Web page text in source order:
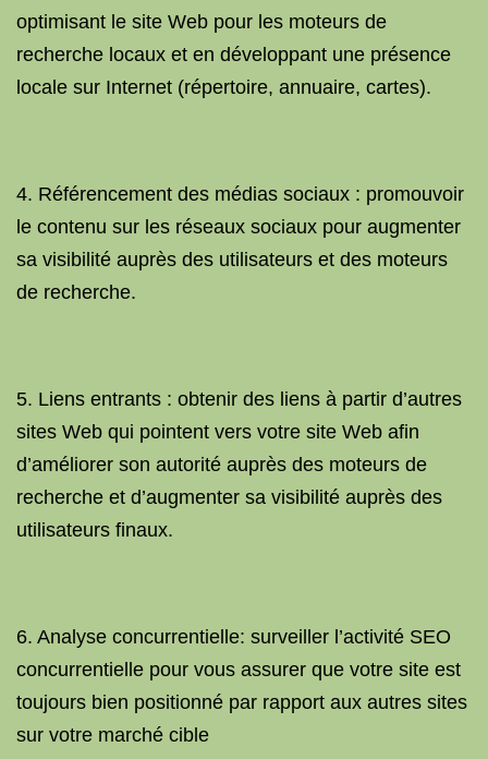
optimisant le site Web pour les moteurs de
recherche locaux et en développant une présence
locale sur Internet (répertoire, annuaire, cartes).
4. Référencement des médias sociaux : promouvoir
le contenu sur les réseaux sociaux pour augmenter
sa visibilité auprès des utilisateurs et des moteurs
de recherche.
5. Liens entrants : obtenir des liens à partir d’autres
sites Web qui pointent vers votre site Web afin
d’améliorer son autorité auprès des moteurs de
recherche et d’augmenter sa visibilité auprès des
utilisateurs finaux.
6. Analyse concurrentielle: surveiller l’activité SEO
concurrentielle pour vous assurer que votre site est
toujours bien positionné par rapport aux autres sites
sur votre marché cible